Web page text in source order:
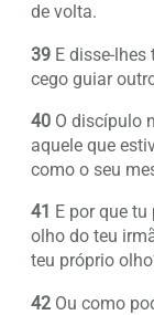
de volta.
39 E disse-
cego guiar
40 O discípulo
aquele que
como o seu
41 E por que
olho do teu
teu próprio
42 Ou como